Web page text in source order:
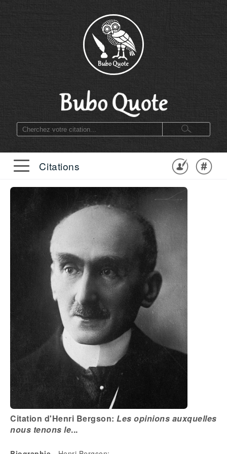
Citations
Citation d'Henri Bergson: Les opinions auxquelles
nous tenons le...